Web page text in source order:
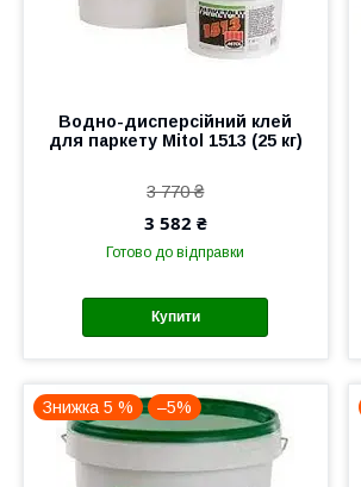
Водно-дисперсійний клей
для паркету Mitol 1513 (25 кг)
3 770 ₴
3 582 ₴
Готово до відправки
Купити
Знижка 5 % –5%